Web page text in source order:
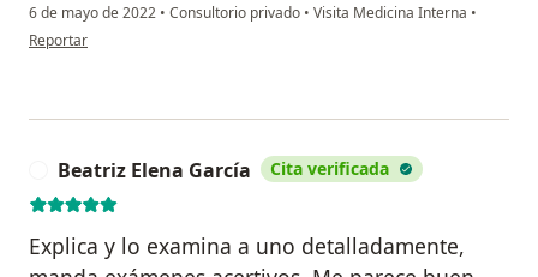
6 de mayo de 2022 • Consultorio privado • Visita Medicina Interna •
en opinión del usuario M.M.M
Reportar
Beatriz Elena García Cita verificada
Explica y lo examina a uno detalladamente,